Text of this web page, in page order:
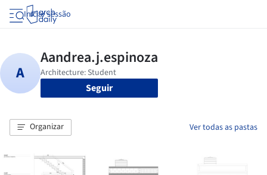
Iniciar sessão
Seguir
Organizar Ver todas as pastas